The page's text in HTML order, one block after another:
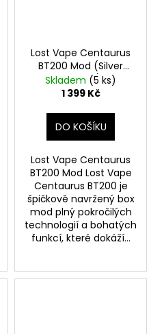
Lost Vape Centaurus
BT200 Mod (Silver
Carbon)
Skladem (5 ks)
1 399 Kč
DO KOŠÍKU
Lost Vape Centaurus
BT200 Mod Lost Vape
Centaurus BT200 je
špičkově navržený box
mod plný pokročilých
technologií a bohatých
funkcí, které dokáží...